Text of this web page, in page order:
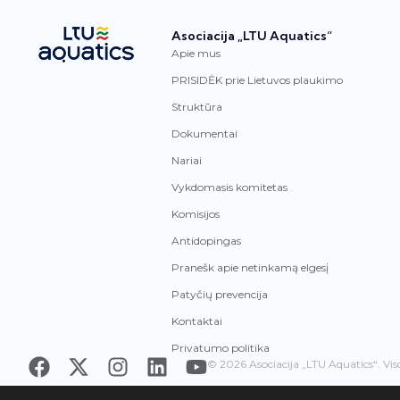
Asociacija „LTU Aquatics“
Apie mus
PRISIDĖK prie Lietuvos plaukimo
Struktūra
Dokumentai
Nariai
Vykdomasis komitetas
Komisijos
Antidopingas
Pranešk apie netinkamą elgesį
Patyčių prevencija
Kontaktai
Privatumo politika
© 2026 Asociacija „LTU Aquatics“.